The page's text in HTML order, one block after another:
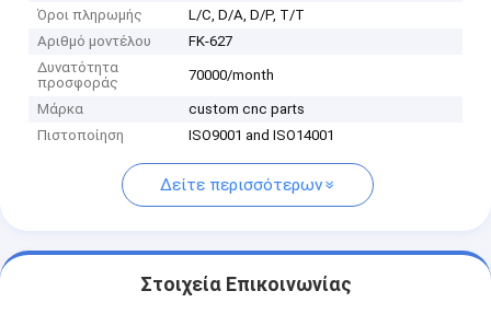
Όροι πληρωμής
L/C, D/A, D/P, T/T
Αριθμό μοντέλου
FK-627
Δυνατότητα
προσφοράς
70000/month
Μάρκα
custom cnc parts
Πιστοποίηση
ISO9001 and ISO14001
Δείτε περισσότερων
Στοιχεία Επικοινωνίας